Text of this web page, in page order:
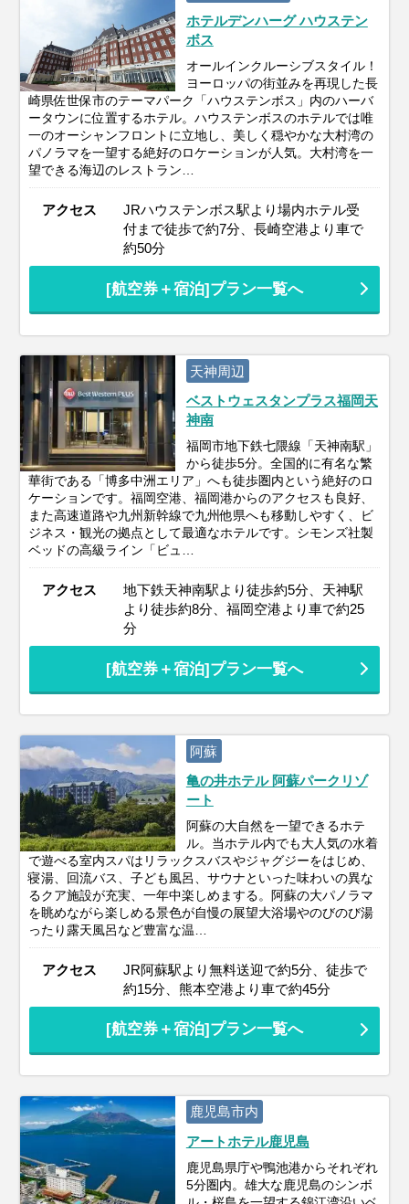
ホテルデンハーグ ハウステン
ボス
オールインクルーシブスタイル！
ヨーロッパの街並みを再現した長
崎県佐世保市のテーマパーク「ハウステンボス」内のハーバ
ータウンに位置するホテル。ハウステンボスのホテルでは唯
一のオーシャンフロントに立地し、美しく穏やかな大村湾の
パノラマを一望する絶好のロケーションが人気。大村湾を一
望できる海辺のレストラン…
アクセス
JRハウステンボス駅より場内ホテル受
付まで徒歩で約7分、長崎空港より車で
約50分
[航空券＋宿泊]プラン一覧へ
天神周辺
ベストウェスタンプラス福岡天
神南
福岡市地下鉄七隈線「天神南駅」
から徒歩5分。全国的に有名な繁
華街である「博多中洲エリア」へも徒歩圏内という絶好のロ
ケーションです。福岡空港、福岡港からのアクセスも良好、
また高速道路や九州新幹線で九州他県へも移動しやすく、ビ
ジネス・観光の拠点として最適なホテルです。シモンズ社製
ベッドの高級ライン「ビュ…
アクセス
地下鉄天神南駅より徒歩約5分、天神駅
より徒歩約8分、福岡空港より車で約25
分
[航空券＋宿泊]プラン一覧へ
阿蘇
亀の井ホテル 阿蘇パークリゾ
ート
阿蘇の大自然を一望できるホテ
ル。当ホテル内でも大人気の水着
で遊べる室内スパはリラックスバスやジャグジーをはじめ、
寝湯、回流バス、子ども風呂、サウナといった味わいの異な
るクア施設が充実、一年中楽しめまする。阿蘇の大パノラマ
を眺めながら楽しめる景色が自慢の展望大浴場やのびのび湯
ったり露天風呂など豊富な温…
アクセス
JR阿蘇駅より無料送迎で約5分、徒歩で
約15分、熊本空港より車で約45分
[航空券＋宿泊]プラン一覧へ
鹿児島市内
アートホテル鹿児島
鹿児島県庁や鴨池港からそれぞれ
5分圏内。雄大な鹿児島のシンボ